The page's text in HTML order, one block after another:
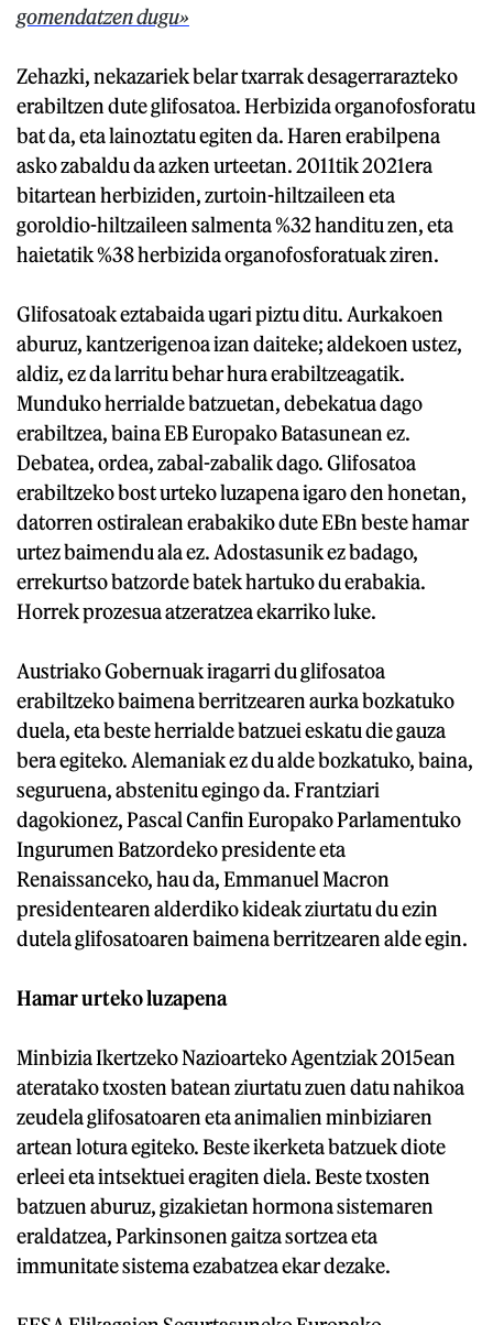
gomendatzen dugu»
Zehazki, nekazariek belar txarrak desagerrarazteko
erabiltzen dute glifosatoa. Herbizida organofosforatu
bat da, eta lainoztatu egiten da. Haren erabilpena
asko zabaldu da azken urteetan. 2011tik 2021era
bitartean herbiziden, zurtoin-hiltzaileen eta
goroldio-hiltzaileen salmenta %32 handitu zen, eta
haietatik %38 herbizida organofosforatuak ziren.
Glifosatoak eztabaida ugari piztu ditu. Aurkakoen
aburuz, kantzerigenoa izan daiteke; aldekoen ustez,
aldiz, ez da larritu behar hura erabiltzeagatik.
Munduko herrialde batzuetan, debekatua dago
erabiltzea, baina EB Europako Batasunean ez.
Debatea, ordea, zabal-zabalik dago. Glifosatoa
erabiltzeko bost urteko luzapena igaro den honetan,
datorren ostiralean erabakiko dute EBn beste hamar
urtez baimendu ala ez. Adostasunik ez badago,
errekurtso batzorde batek hartuko du erabakia.
Horrek prozesua atzeratzea ekarriko luke.
Austriako Gobernuak iragarri du glifosatoa
erabiltzeko baimena berritzearen aurka bozkatuko
duela, eta beste herrialde batzuei eskatu die gauza
bera egiteko. Alemaniak ez du alde bozkatuko, baina,
seguruena, abstenitu egingo da. Frantziari
dagokionez, Pascal Canfin Europako Parlamentuko
Ingurumen Batzordeko presidente eta
Renaissanceko, hau da, Emmanuel Macron
presidentearen alderdiko kideak ziurtatu du ezin
dutela glifosatoaren baimena berritzearen alde egin.
Hamar urteko luzapena
Minbizia Ikertzeko Nazioarteko Agentziak 2015ean
ateratako txosten batean ziurtatu zuen datu nahikoa
zeudela glifosatoaren eta animalien minbiziaren
artean lotura egiteko. Beste ikerketa batzuek diote
erleei eta intsektuei eragiten diela. Beste txosten
batzuen aburuz, gizakietan hormona sistemaren
eraldatzea, Parkinsonen gaitza sortzea eta
immunitate sistema ezabatzea ekar dezake.